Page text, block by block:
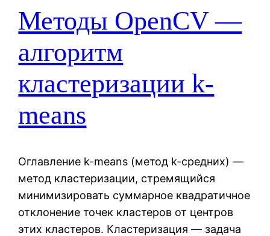
Методы OpenCV —
алгоритм
кластеризации k-
means
Оглавление k-means (метод k-средних) —
метод кластеризации, стремящийся
минимизировать суммарное квадратичное
отклонение точек кластеров от центров
этих кластеров. Кластеризация — задача